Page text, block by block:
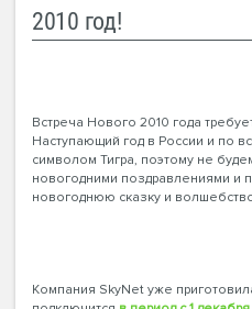
2010 год!
Встреча Нового 2010 года
Наступающий год в России и по
символом Тигра, поэтому не
новогодними поздравлениями и
новогоднюю сказку и
Компания SkyNet уже